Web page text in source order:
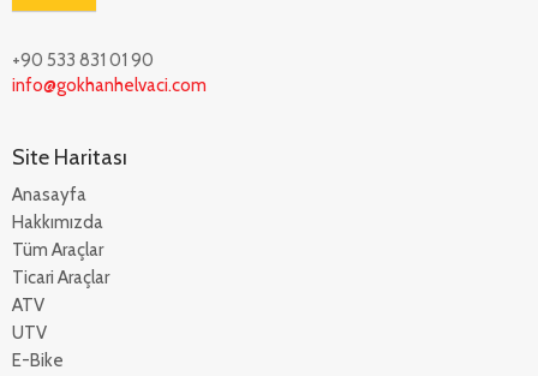
+90 533 831 01 90
info@gokhanhelvaci.com
Site Haritası
Anasayfa
Hakkımızda
Tüm Araçlar
Ticari Araçlar
ATV
UTV
E-Bike